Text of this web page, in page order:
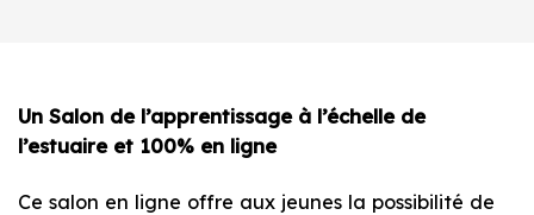
Un Salon de l’apprentissage à l’échelle de
l’estuaire et 100% en ligne
Ce salon en ligne offre aux jeunes la possibilité de